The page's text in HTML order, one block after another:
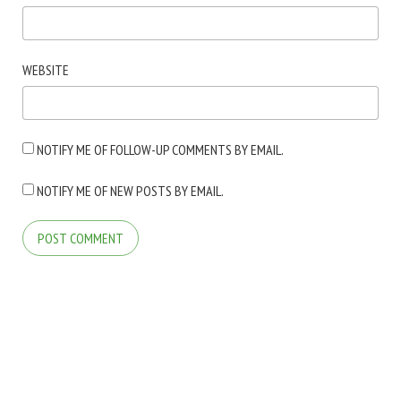
WEBSITE
NOTIFY ME OF FOLLOW-UP COMMENTS BY EMAIL.
NOTIFY ME OF NEW POSTS BY EMAIL.